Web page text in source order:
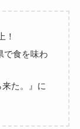
！
で食を味わ
た。』に